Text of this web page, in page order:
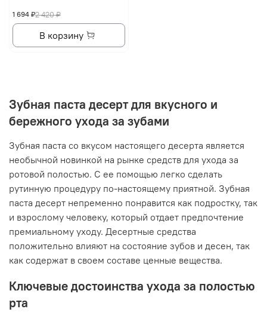
2 420 ₽
1 694 ₽
В корзину
Зубная паста десерт для вкусного и
бережного ухода за зубами
Зубная паста со вкусом настоящего десерта является
необычной новинкой на рынке средств для ухода за
ротовой полостью. С ее помощью легко сделать
рутинную процедуру по-настоящему приятной. Зубная
паста десерт непременно понравится как подростку, так
и взрослому человеку, который отдает предпочтение
премиальному уходу. Десертные средства
положительно влияют на состояние зубов и десен, так
как содержат в своем составе ценные вещества.
Ключевые достоинства ухода за полостью
рта